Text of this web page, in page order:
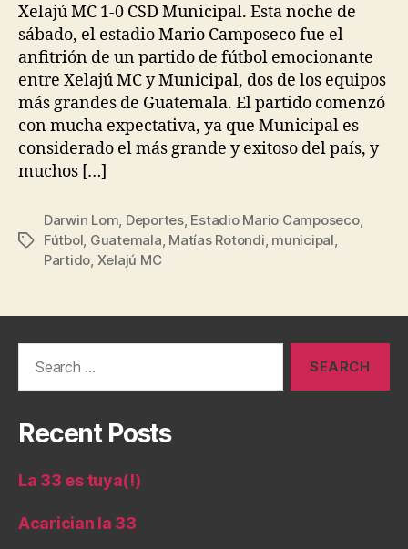
Xelajú MC 1-0 CSD Municipal. Esta noche de
sábado, el estadio Mario Camposeco fue el
anfitrión de un partido de fútbol emocionante
entre Xelajú MC y Municipal, dos de los equipos
más grandes de Guatemala. El partido comenzó
con mucha expectativa, ya que Municipal es
considerado el más grande y exitoso del país, y
muchos […]
Tags
Darwin Lom Deportes, Estadio Mario Camposeco,
Fútbol Guatemala Matías Rotondi municipal
Partido Xelajú MC
Recent Posts
La 33 es tuya(!)
Acarician la 33